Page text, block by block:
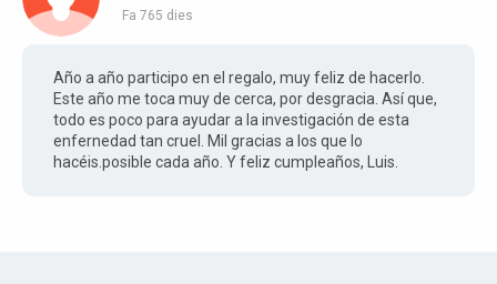
Fa 765 dies
Año a año participo en el regalo, muy feliz de hacerlo.
Este año me toca muy de cerca, por desgracia. Así que,
todo es poco para ayudar a la investigación de esta
enfernedad tan cruel. Mil gracias a los que lo
hacéis.posible cada año. Y feliz cumpleaños, Luis.